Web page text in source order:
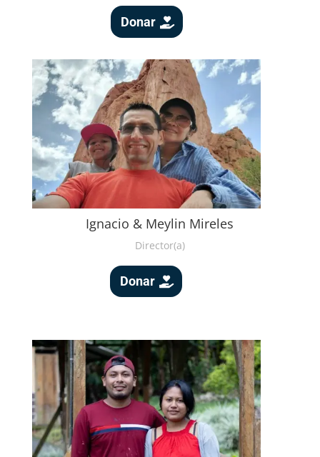
Donar
Ignacio & Meylin Mireles
Director(a)
Donar